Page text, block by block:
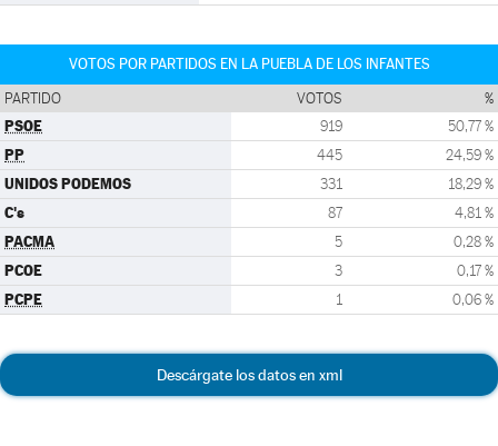
VOTOS POR PARTIDOS EN LA PUEBLA DE LOS INFANTES
PARTIDO VOTOS %
PSOE 919 50,77 %
PP 445 24,59 %
UNIDOS PODEMOS 331 18,29 %
C's 87 4,81 %
PACMA 5 0,28 %
PCOE 3 0,17 %
PCPE 1 0,06 %
Descárgate los datos en xml